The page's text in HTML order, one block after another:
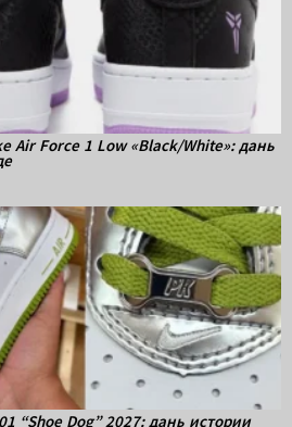
Air Force 1 Low «Black/White»: дань
“Shoe Dog” 2027: дань истории